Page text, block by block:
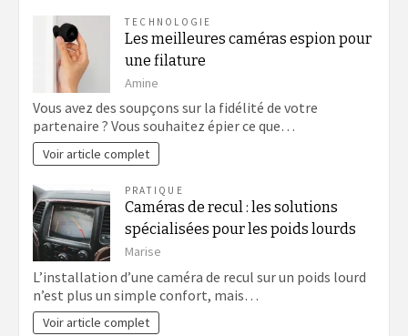
TECHNOLOGIE
Les meilleures caméras espion pour
une filature
Amine
Vous avez des soupçons sur la fidélité de votre
partenaire ? Vous souhaitez épier ce que…
Voir article complet
PRATIQUE
Caméras de recul : les solutions
spécialisées pour les poids lourds
Marise
L’installation d’une caméra de recul sur un poids lourd
n’est plus un simple confort, mais…
Voir article complet